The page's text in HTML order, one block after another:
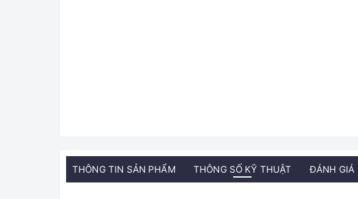
THÔNG TIN SẢN PHẨM THÔNG SỐ KỸ THUẬT ĐÁNH GIÁ